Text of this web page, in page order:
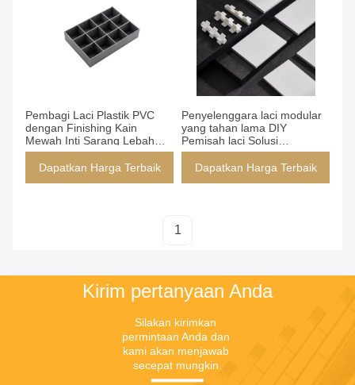
Pembagi Laci Plastik PVC
dengan Finishing Kain
Mewah Inti Sarang Lebah
Organizer Laci Kustom DIY
Dapatkan Harga Terbaik
Penyelenggara laci modular
yang tahan lama DIY
Pemisah laci Solusi
penyimpanan yang dapat
disesuaikan
Dapatkan Harga Terbaik
1
Kirim pertanyaan Anda
Silakan kirimkan
permintaan Anda dan
kami akan menjawab
secepat mungkin.